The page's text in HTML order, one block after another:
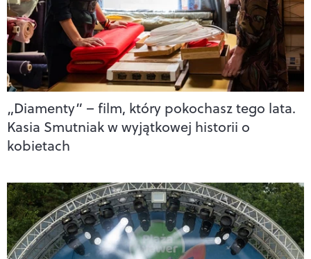
„Diamenty” – film, który pokochasz tego lata.
Kasia Smutniak w wyjątkowej historii o
kobietach